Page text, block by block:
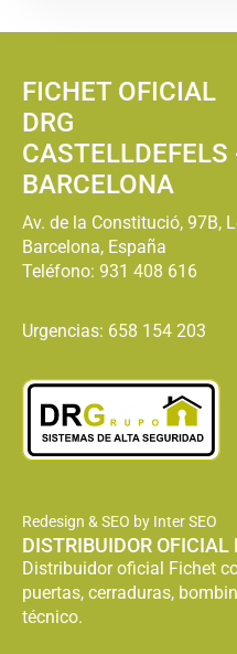
FICHET OFICIAL
DRG
CASTELLDEFELS
BARCELONA
Av. de la Constitució, 97B,
Barcelona, España
Teléfono: 931 408 616
Urgencias: 658 154 203
Redesign & SEO by Inter SEO
DISTRIBUIDOR OFICIAL
Distribuidor oficial Fichet
puertas, cerraduras,
técnico.